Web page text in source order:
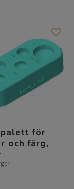
för
och färg,